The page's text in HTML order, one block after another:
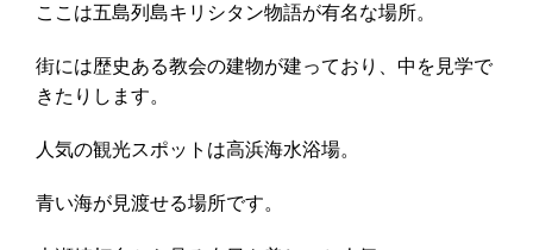
ここは五島列島キリシタン物語が有名な場所。
街には歴史ある教会の建物が建っており、中を見学で
きたりします。
人気の観光スポットは高浜海水浴場。
青い海が見渡せる場所です。